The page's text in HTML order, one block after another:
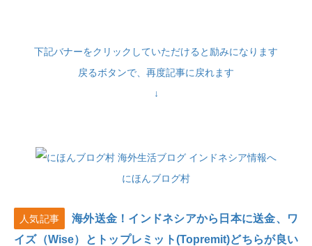
下記バナーをクリックしていただけると励みになります
戻るボタンで、再度記事に戻れます
↓
にほんブログ村
人気記事
海外送金！インドネシアから日本に送金、ワ
イズ（Wise）とトップレミット(Topremit)どちらが良い